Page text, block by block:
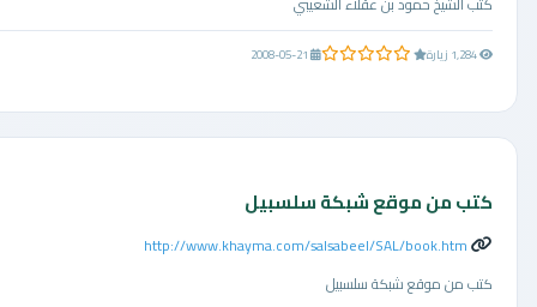
0.0 من 5 نجوم 2008-05-21
كتب من موقع شبكة سلسبيل
http://www.khayma.com/salsabeel/SAL/book.htm
كتب من موقع شبكة سلسبيل